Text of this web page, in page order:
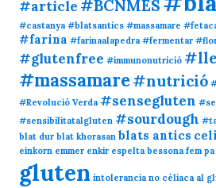
#article #BCNMES
#castanya #blatsantics #massamare
#farina #farinaalapedra #fermentar
#glutenfree #immunonutrició
#massamare#nutrició
#Revolució Verda #sensegluten
#sensibilitatalgluten #sourdough
blat dur blat khorasan blats antics
einkorn emmer enkir espelta bessona fem
gluten intolerancia no cèliaca al